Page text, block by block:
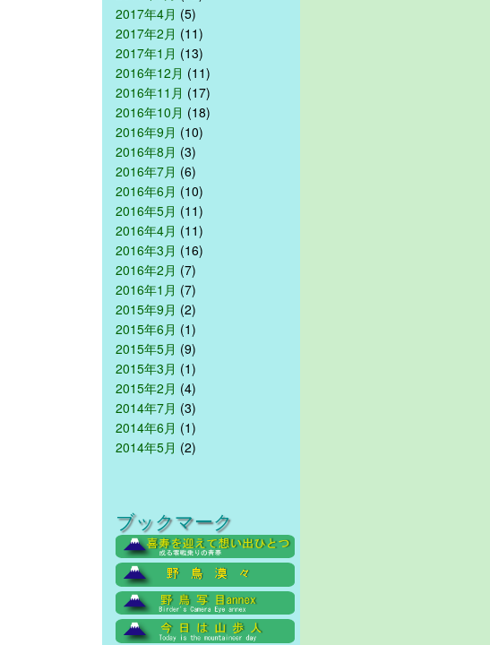
2017年4月 (5)
2017年2月 (11)
2017年1月 (13)
2016年12月 (11)
2016年11月 (17)
2016年10月 (18)
2016年9月 (10)
2016年8月 (3)
2016年7月 (6)
2016年6月 (10)
2016年5月 (11)
2016年4月 (11)
2016年3月 (16)
2016年2月 (7)
2016年1月 (7)
2015年9月 (2)
2015年6月 (1)
2015年5月 (9)
2015年3月 (1)
2015年2月 (4)
2014年7月 (3)
2014年6月 (1)
2014年5月 (2)
ブックマーク